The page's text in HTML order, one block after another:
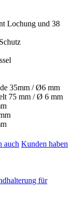
Lochung und 38
35mm / Ø6 mm
75 mm / Ø 6 mm
auch Kunden haben
für